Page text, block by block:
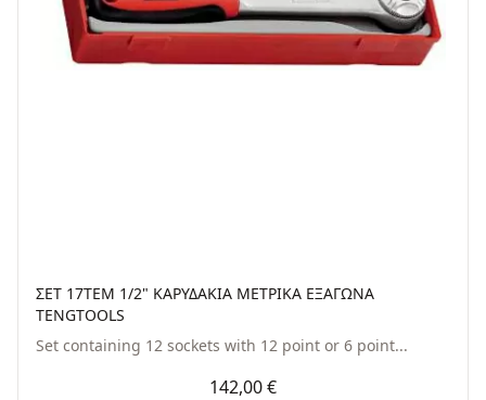
ΣΕΤ 17TEM 1/2" ΚΑΡΥΔΑΚΙΑ ΜΕΤΡΙΚΑ ΕΞΑΓΩΝΑ
TENGTOOLS
Set containing 12 sockets with 12 point or 6 point...
142,00 €